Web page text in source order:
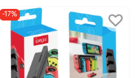
-17%